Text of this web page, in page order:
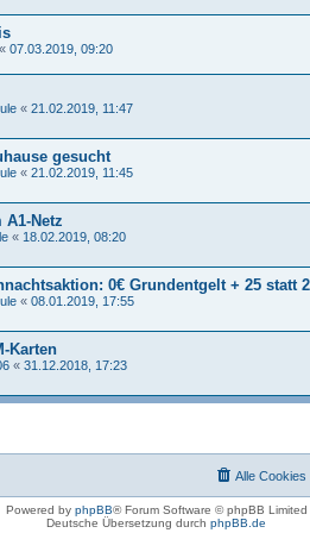
« 07.03.2019, 09:20
« 21.02.2019, 11:47
gesucht
« 21.02.2019, 11:45
Netz
« 18.02.2019, 08:20
0€ Grundentgelt + 25 statt
« 08.01.2019, 17:55
Karten
« 31.12.2018, 17:23
Alle Cookies
Powered by phpBB® Forum Software © phpBB Limited
Deutsche Übersetzung durch phpBB.de